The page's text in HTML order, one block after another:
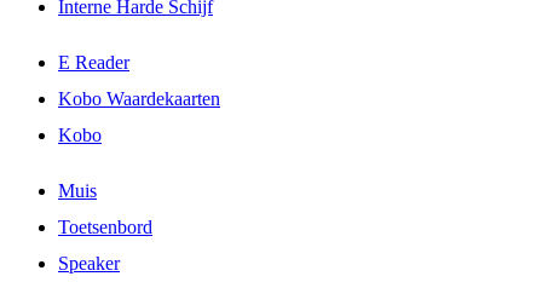
Interne Harde Schijf
E Reader
Kobo Waardekaarten
Kobo
Muis
Toetsenbord
Speaker